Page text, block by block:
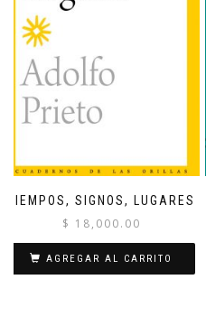
TIEMPOS, SIGNOS, LUGARES
$ 18,000.00
AGREGAR AL CARRITO